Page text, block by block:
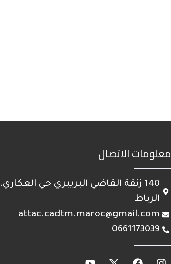
معلومات الاتصال
140 زنقة القاضي البريبري حي العكاري،
الرباط
attac.cadtm.maroc@gmail.com
0661173039